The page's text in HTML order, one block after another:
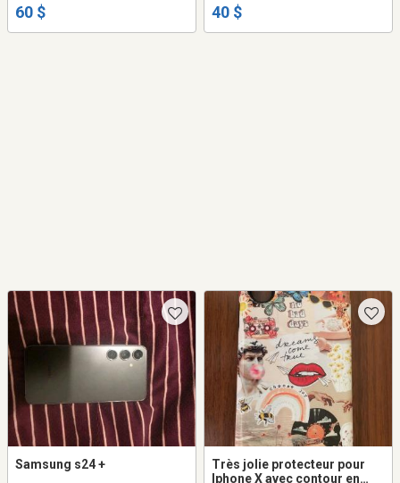
60 $ 40 $
Samsung s24 +
Très jolie protecteur pour
Iphone X avec contour en